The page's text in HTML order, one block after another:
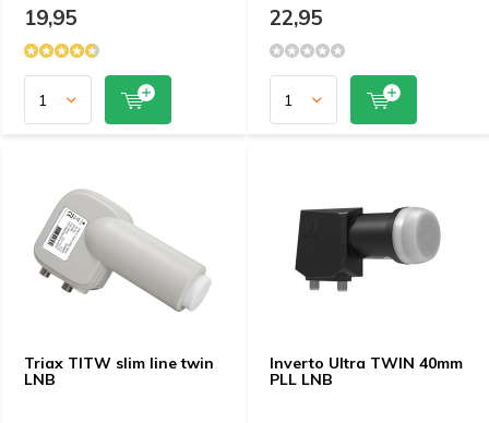
19,95 22,95
Triax TITW slim line twin
LNB
Inverto Ultra TWIN 40mm
PLL LNB